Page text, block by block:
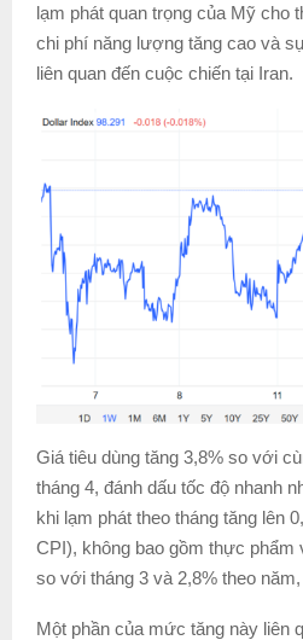
lạm phát quan trọng của Mỹ cho
chi phí năng lượng tăng cao và
liên quan đến cuộc chiến tại Iran.
Giá tiêu dùng tăng 3,8% so với
tháng 4, đánh dấu tốc độ nhanh
khi lạm phát theo tháng tăng lên
CPI), không bao gồm thực phẩm
so với tháng 3 và 2,8% theo
Một phần của mức tăng này liên